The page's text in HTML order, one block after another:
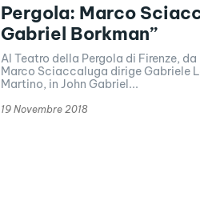
Pergola: Marco
Gabriel Borkman”
Al Teatro della Pergola di Firenze,
Marco Sciaccaluga dirige Gabriele
Martino, in John Gabriel...
19 Novembre 2018